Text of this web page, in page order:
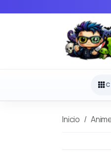
Inicio